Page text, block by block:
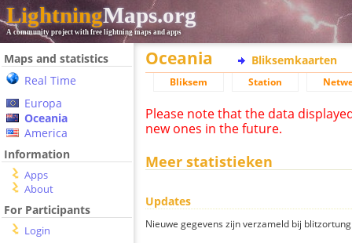
LightningMaps.org
A community project with free lightning maps and apps
Maps and statistics
Real Time
Europa
Oceania
America
Information
Apps
About
For Participants
Login
Oceania Bliksemkaarten
Bliksem Station
Please note that the data
new ones in the future.
Meer statistieken
Updates
Nieuwe gegevens zijn verzameld bij